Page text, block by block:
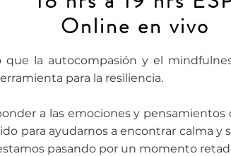
Online en vivo
que la autocompasión y el
para la resiliencia.
a las emociones y
para ayudarnos a encontrar calma y
pasando por un momento